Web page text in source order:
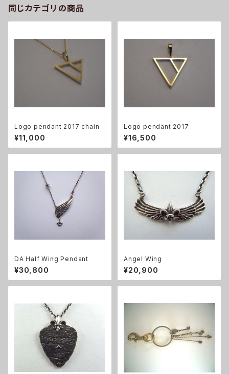
同じカテゴリの商品
Logo pendant 2017 chain
¥11,000
Logo pendant 2017
¥16,500
DA Half Wing Pendant
¥30,800
Angel Wing
¥20,900